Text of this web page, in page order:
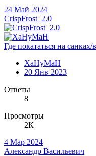
24 Май 2024
CrispFrost_2.0
Где покататься на
XaHyMaH
20 Янв 2023
Ответы
8
Просмотры
2К
4 Мар 2024
Александр Васильевич